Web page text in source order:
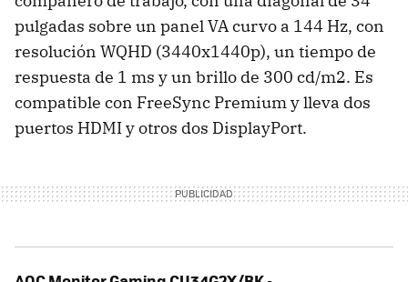
pulgadas sobre un panel VA curvo a 144 Hz, con
resolución WQHD (3440x1440p), un tiempo de
respuesta de 1 ms y un brillo de 300 cd/m2. Es
compatible con FreeSync Premium y lleva dos
puertos HDMI y otros dos DisplayPort.